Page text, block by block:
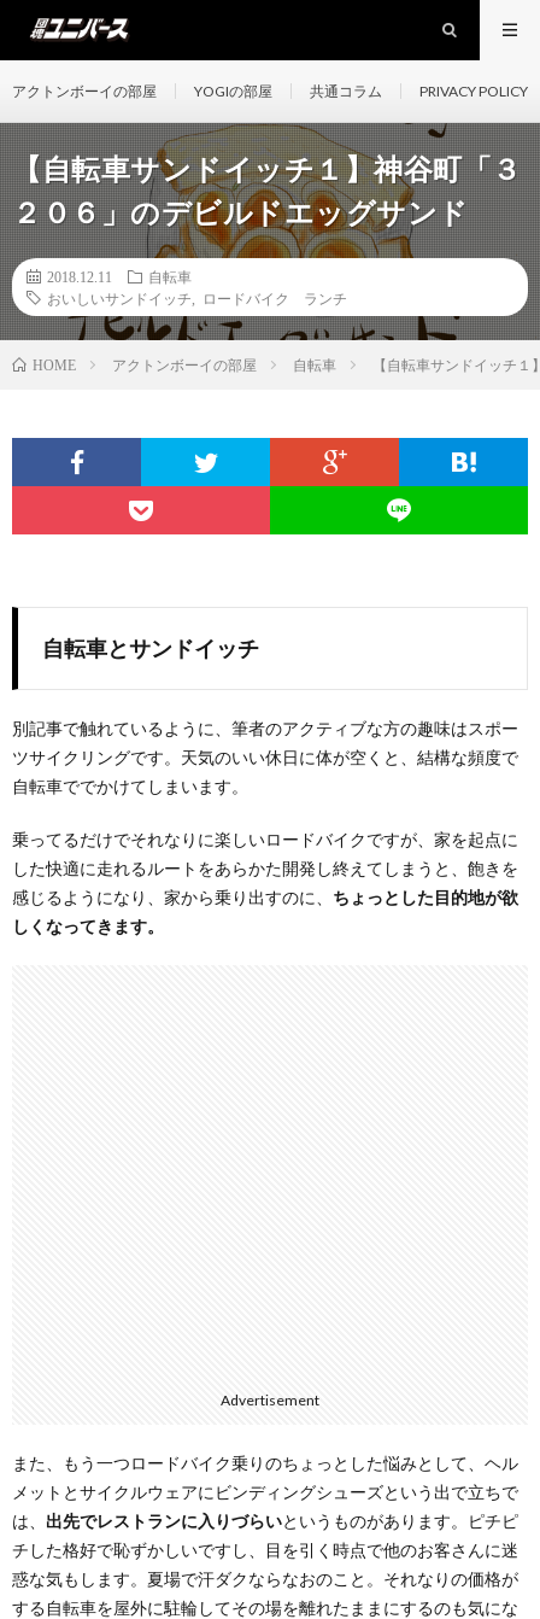
アクトンボーイの部屋 YOGIの部屋 共通コラム PRIVACY POLICY
【自転車サンドイッチ１】神谷町「３
２０６」のデビルドエッグサンド
2018.12.11
自転車
おいしいサンドイッチ
ロードバイク ランチ
HOME アクトンボーイの部屋 自転車 【自転車サンドイッチ
自転車とサンドイッチ
別記事で触れているように、筆者のアクティブな方の趣味はスポー
ツサイクリングです。天気のいい休日に体が空くと、結構な頻度で
自転車ででかけてしまいます。
乗ってるだけでそれなりに楽しいロードバイクですが、家を起点に
した快適に走れるルートをあらかた開発し終えてしまうと、飽きを
感じるようになり、家から乗り出すのに、 ちょっとした目的地が欲
しくなってきます。
Advertisement
また、もう一つロードバイク乗りのちょっとした悩みとして、ヘル
メットとサイクルウェアにビンディングシューズという出で立ちで
は、 出先でレストランに入りづらいというものがあります。ピチピ
チした格好で恥ずかしいですし、目を引く時点で他のお客さんに迷
惑な気もします。夏場で汗ダクならなおのこと。それなりの価格が
する自転車を屋外に駐輪してその場を離れたままにするのも気にな